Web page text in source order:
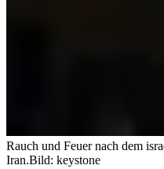
Rauch und Feuer nach dem
Iran.Bild: keystone